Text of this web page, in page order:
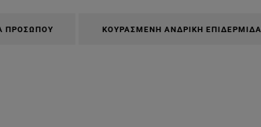
ΠΡΟΣΏΠΟΥ ΚΟΥΡΑΣΜΈΝΗ ΑΝΔΡΙΚΉ ΕΠΙΔΕΡΜΊΔΑ